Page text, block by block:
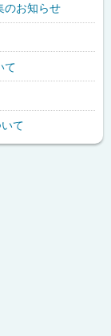
のお知らせ
て
て